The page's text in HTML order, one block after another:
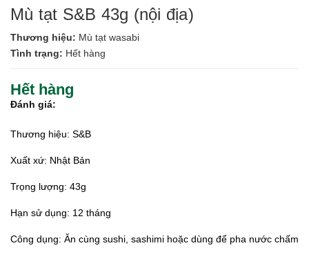
Mù tạt S&B 43g (nội địa)
Thương hiệu: Mù tạt wasabi
Tình trạng: Hết hàng
Hết hàng
Đánh giá:
Thương hiệu: S&B
Xuất xứ: Nhật Bản
Trọng lượng: 43g
Hạn sử dụng: 12 tháng
Công dụng: Ăn cùng sushi, sashimi hoặc dùng để pha nước chấm